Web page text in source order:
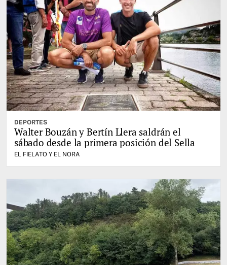
DEPORTES
Walter Bouzán y Bertín Llera saldrán el
sábado desde la primera posición del Sella
EL FIELATO Y EL NORA